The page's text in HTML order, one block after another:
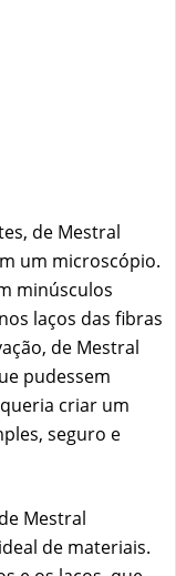
de Mestral
um microscópio.
minúsculos
laços das fibras
de Mestral
pudessem
criar um
seguro e
Mestral
de materiais.